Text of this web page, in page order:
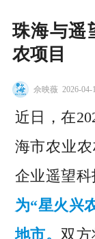
珠海与遥
农项目
佘映薇 2026-04-
近日，在
海市农业
企业遥望
为“星火兴
地市。双